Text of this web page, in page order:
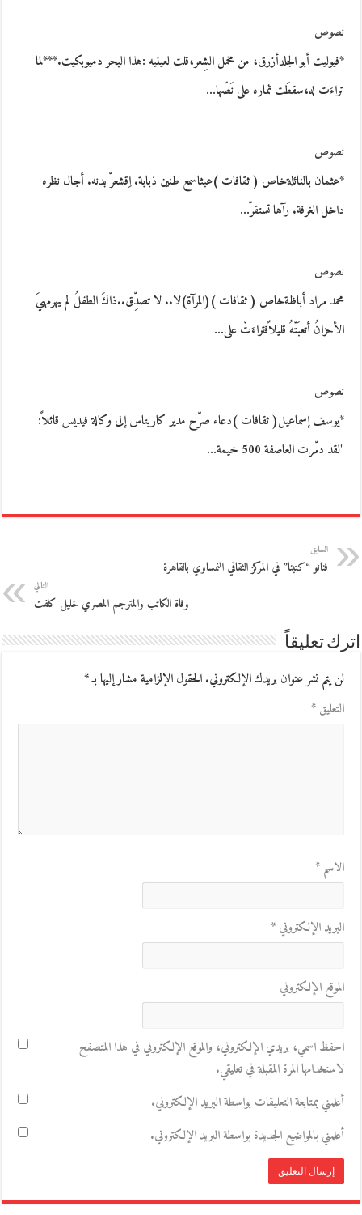
نصوص
*فيوليت أبو الجلدأزرق، من مخمل الشِعر،قلت لعينيه :هذا البحر دميوبكيت.***لما
تراءَت له،سقطَت ثماره على نَصّها…
نصوص
*عثمان بالنائلةخاص ( ثقافات )عبثاسمع طنين ذبابة. اِقشعرّ بدنه. أجال نظره
داخل الغرفة. رآها تستقرّ…
نصوص
محمد مراد أباظةخاص ( ثقافات )(المرآة)لا.. لا تصدِّق..ذاكَ الطفلُ لم يهرمهيَ
الأحزانُ أتعبَتْهُ قليلاًفتراءَتْ على…
نصوص
*يوسف إسماعيل( ثقافات )دعاء صرّح مدير كاريتاس إلى وكالة فيديس قائلاً:
"لقد دمّرت العاصفة 500 خيمة…
السابق
فنانو “كتبنا” في المركز الثقافي النمساوي بالقاهرة
التالي
وفاة الكاتب والمترجم المصري خليل كلفت
اترك تعليقاً
لن يتم نشر عنوان بريدك الإلكتروني.الحقول الإلزامية مشار إليها بـ*
التعليق*
الاسم*
البريد الإلكتروني*
الموقع الإلكتروني
احفظ اسمي، بريدي الإلكتروني، والموقع الإلكتروني في هذا المتصفح
لاستخدامها المرة المقبلة في تعليقي.
أعلمني بمتابعة التعليقات بواسطة البريد الإلكتروني.
أعلمني بالمواضيع الجديدة بواسطة البريد الإلكتروني.